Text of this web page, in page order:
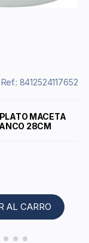
Ref.: 8412524117652
MACETA
28CM
AL CARRO